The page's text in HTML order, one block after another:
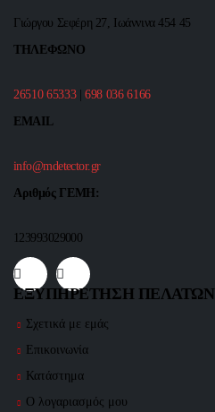
Γιώργου Σεφέρη 27, Ιωάννινα 454 45
ΤΗΛΕΦΩΝΟ
26510 65333|698 036 6166
EMAIL
info@mdetector.gr
Αριθμός ΓΕΜΗ:
123993029000
ΕΞΥΠΗΡΕΤΗΣΗ ΠΕΛΑΤΩΝ
Σχετικά με εμάς
Επικοινωνία
Κατάστημα
Ο λογαριασμός μου